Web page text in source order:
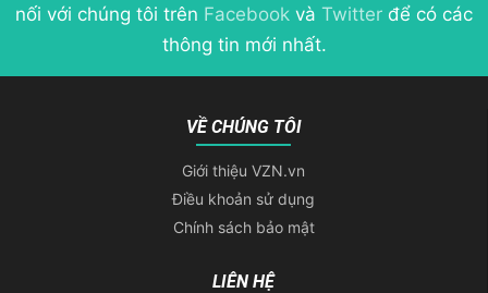
nối với chúng tôi trên Facebook và Twitter để có các
thông tin mới nhất.
VỀ CHÚNG TÔI
Giới thiệu VZN.vn
Điều khoản sử dụng
Chính sách bảo mật
LIÊN HỆ